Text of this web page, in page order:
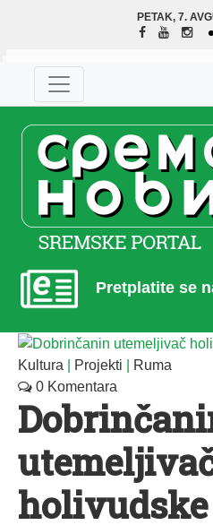
PETAK, 7.
Pretplatite se
Kultura Projekti
Ruma
0 Komentara